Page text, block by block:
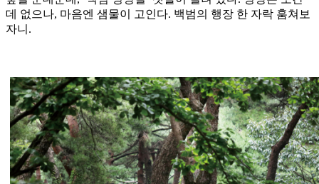
데 없으나, 마음엔 샘물이 고인다. 백범의 행장 한 자락 훔쳐보
자니.